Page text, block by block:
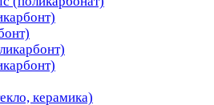
керамика)